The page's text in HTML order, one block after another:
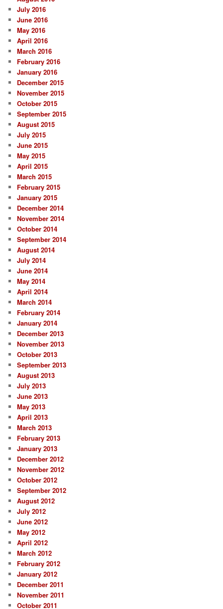
July 2016
June 2016
May 2016
April 2016
March 2016
February 2016
January 2016
December 2015
November 2015
October 2015
September 2015
August 2015
July 2015
June 2015
May 2015
April 2015
March 2015
February 2015
January 2015
December 2014
November 2014
October 2014
September 2014
August 2014
July 2014
June 2014
May 2014
April 2014
March 2014
February 2014
January 2014
December 2013
November 2013
October 2013
September 2013
August 2013
July 2013
June 2013
May 2013
April 2013
March 2013
February 2013
January 2013
December 2012
November 2012
October 2012
September 2012
August 2012
July 2012
June 2012
May 2012
April 2012
March 2012
February 2012
January 2012
December 2011
November 2011
October 2011